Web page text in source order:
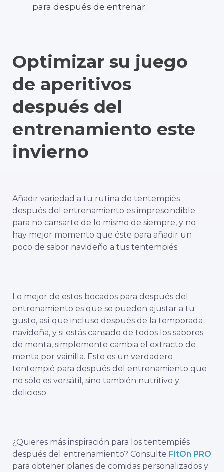
para después de entrenar.
Optimizar su juego
de aperitivos
después del
entrenamiento este
invierno
Añadir variedad a tu rutina de tentempiés
después del entrenamiento es imprescindible
para no cansarte de lo mismo de siempre, y no
hay mejor momento que éste para añadir un
poco de sabor navideño a tus tentempiés.
Lo mejor de estos bocados para después del
entrenamiento es que se pueden ajustar a tu
gusto, así que incluso después de la temporada
navideña, y si estás cansado de todos los sabores
de menta, simplemente cambia el extracto de
menta por vainilla. Este es un verdadero
tentempié para después del entrenamiento que
no sólo es versátil, sino también nutritivo y
delicioso.
¿Quieres más inspiración para los tentempiés
después del entrenamiento? Consulte FitOn PRO
para obtener planes de comidas personalizados y